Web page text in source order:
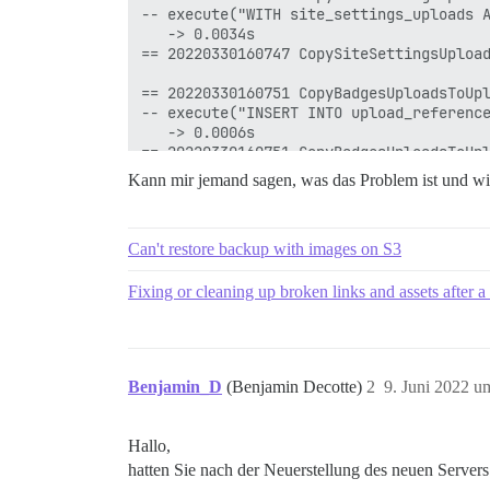
-- execute("WITH site_settings_uploads
   -> 0.0034s
== 20220330160747
== 20220330160751
-- execute("INSERT INTO
   -> 0.0006s
== 20220330160751
== 20220330160754
== 20220330160754
== 20220330160757
== 20220330164740
== 20220330164740
Kann mir jemand sagen, was das Problem ist und
Can't restore backup with images on S3
Fixing or cleaning up broken links and assets after a
Benjamin_D (Benjamin Decotte) 9. Juni 2022
2
Hallo,
hatten Sie nach der Neuerstellung des neuen